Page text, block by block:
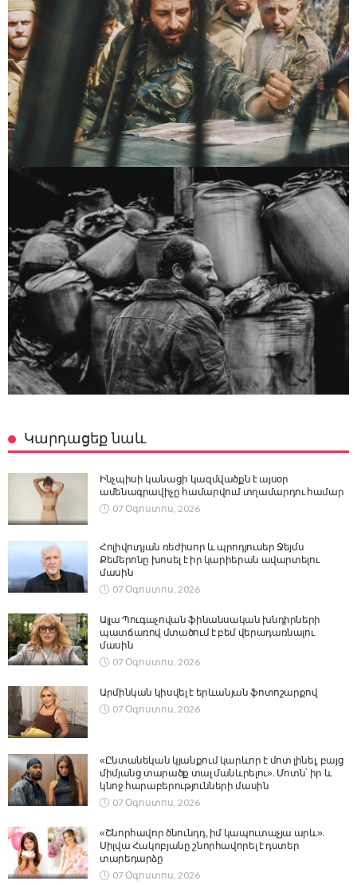
Կարդացեք նաև
Ինչպիսի կանացի կազմվածքն է այսօր
ամենագրավիչը համարվում տղամարդու համար
07 Օգոստոս, 2026
Հոլիվուդյան ռեժիսոր և պրոդյուսեր Ջեյմս
Քեմերոնը խոսել է իր կարիերան ավարտելու
մասին
07 Օգոստոս, 2026
Ալլա Պուգաչովան ֆինանսական խնդիրների
պատճառով մտածում է բեմ վերադառնալու
մասին
07 Օգոստոս, 2026
Արմինկան կիսվել է երևանյան ֆոտոշարքով
07 Օգոստոս, 2026
«Ընտանեկան կյանքում կարևոր է մոտ լինել, բայց
միմյանց տարածք տալ մանևրելու». Մոտն՝ իր և
կնոջ հարաբերությունների մասին
07 Օգոստոս, 2026
«Շնորհավոր ծնունդդ, իմ կապուտաչյա արև».
Սիլվա Հակոբյանը շնորհավորել է դստեր
տարեդարձը
07 Օգոստոս, 2026